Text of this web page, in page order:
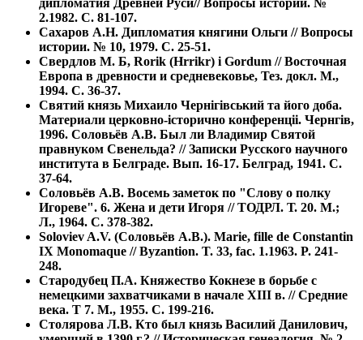
2.1982. С. 81-107.
Сахаров А.Н. Дипломатия княгини Ольги // Вопросы
истории. № 10, 1979. С. 25-51.
Свердлов М. Б, Rorik (Hrrikr) i Gordum // Восточная
Европа в древности и средневековье, Тез. докл. М.,
1994. С. 36-37.
Святий князь Михаило Чернiгiвський та його доба.
Материали церковно-iсторично конференцii. Чернгiв,
1996. Соловьёв А.В. Был ли Владимир Святой
правнуком Свенельда? // Записки Русского научного
института в Белграде. Вып. 16-17. Белград, 1941. С.
37-64.
Соловьёв А.В. Восемь заметок по "Слову о полку
Игореве". 6. Жена и дети Игоря // ТОДРЛ. Т. 20. М.;
Л., 1964. С. 378-382.
Soloviev A.V. (Соловьёв А.В.). Marie, fille de Constantin
IX Monomaque // Byzantion. T. 33, fac. 1.1963. P. 241-
248.
Стародубец П.А. Княжество Кокнезе в борьбе с
немецкими захватчиками в начале ХIII в. // Средние
века. Т 7. М., 1955. С. 199-216.
Столярова Л.В. Кто был князь Василий Данилович,